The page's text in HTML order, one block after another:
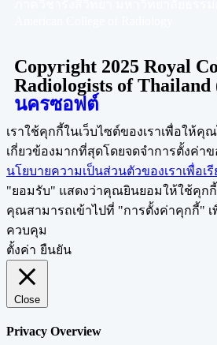
Copyright 2025 Royal
Radiologists of Thailand
นครซอฟต์
เราใช้คุกกี้ในเว็บไซต์ของเราเพื่อให้
เกี่ยวข้องมากที่สุดโดยจดจำการตั้งค่า
นโยบายความเป็นส่วนตัวของเราเพื่อเรี
"ยอมรับ" แสดงว่าคุณยินยอมให้ใช้คุก
คุณสามารถเข้าไปที่ "การตั้งค่าคุกกี้"
ควบคุม
ตั้งค่า ยืนยัน
Close
Privacy Overview